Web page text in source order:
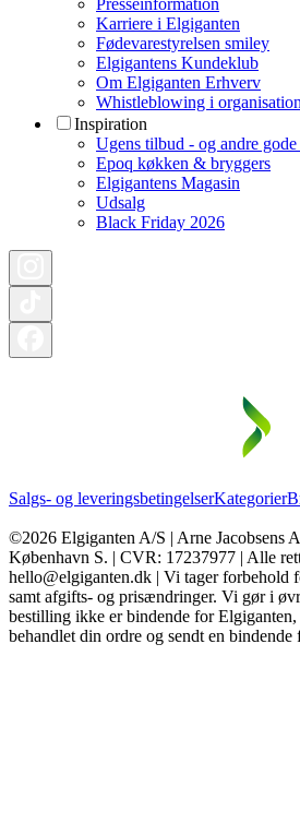
Presseinformation
Karriere i Elgiganten
Fødevarestyrelsen smiley
Elgigantens Kundeklub
Om Elgiganten Erhverv
Whistleblowing i
Inspiration
Ugens tilbud - og andre gode
Epoq køkken & bryggers
Elgigantens Magasin
Udsalg
Black Friday 2026
Salgs- og leveringsbetingelserKategorier
©2026 Elgiganten A/S | Arne Jacobsens
København S. | CVR: 17237977 | Alle
hello@elgiganten.dk | Vi tager forbehold
samt afgifts- og prisændringer. Vi gør i
bestilling ikke er bindende for
behandlet din ordre og sendt en bindende